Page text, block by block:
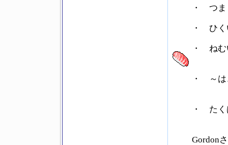
・ つ
・ ひ
・ ね
・ ～
・ た
Gordon